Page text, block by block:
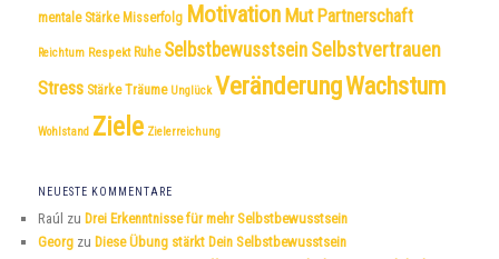
mentale Stärke Misserfolg Motivation Mut Partnerschaft
Reichtum Respekt Ruhe Selbstbewusstsein Selbstvertrauen
Stress Stärke Träume Unglück VeränderungWachstum
Wohlstand Ziele Zielerreichung
NEUESTE KOMMENTARE
Raúl zuDrei Erkenntnisse für mehr Selbstbewusstsein
Georg zuDiese Übung stärkt Dein Selbstbewusstsein